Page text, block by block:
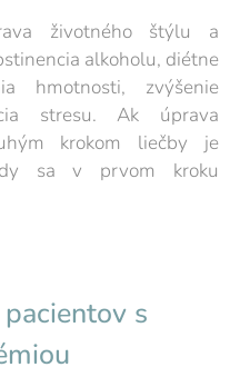
životného štýlu a
alkoholu, diétne
hmotnosti, zvýšenie
stresu. Ak úprava
krokom liečby je
sa v prvom kroku
s